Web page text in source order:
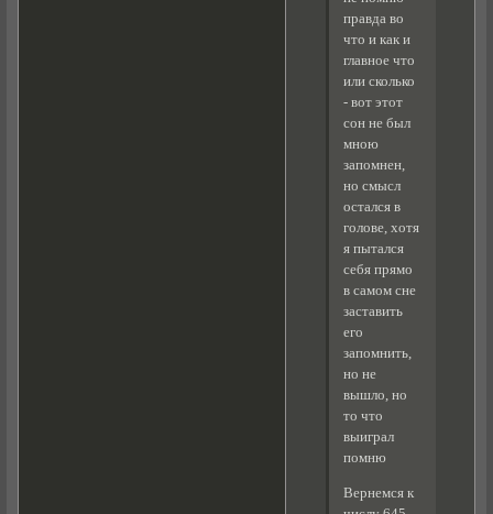
правда во
что и как и
главное что
или сколько
- вот этот
сон не был
мною
запомнен,
но смысл
остался в
голове, хотя
я пытался
себя прямо
в самом сне
заставить
его
запомнить,
но не
вышло, но
то что
выиграл
помню
Вернемся к